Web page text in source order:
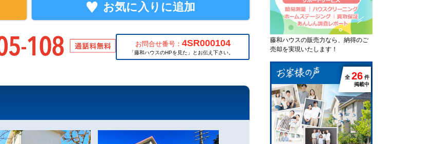
お気に入りに追加
お問合せ番号： 4SR000104
「藤和ハウスのHPを見た」とお伝え下さい。
藤和ハウスの販売力なら、納得のご
売却を実現いたします！
全 26 件
掲載中